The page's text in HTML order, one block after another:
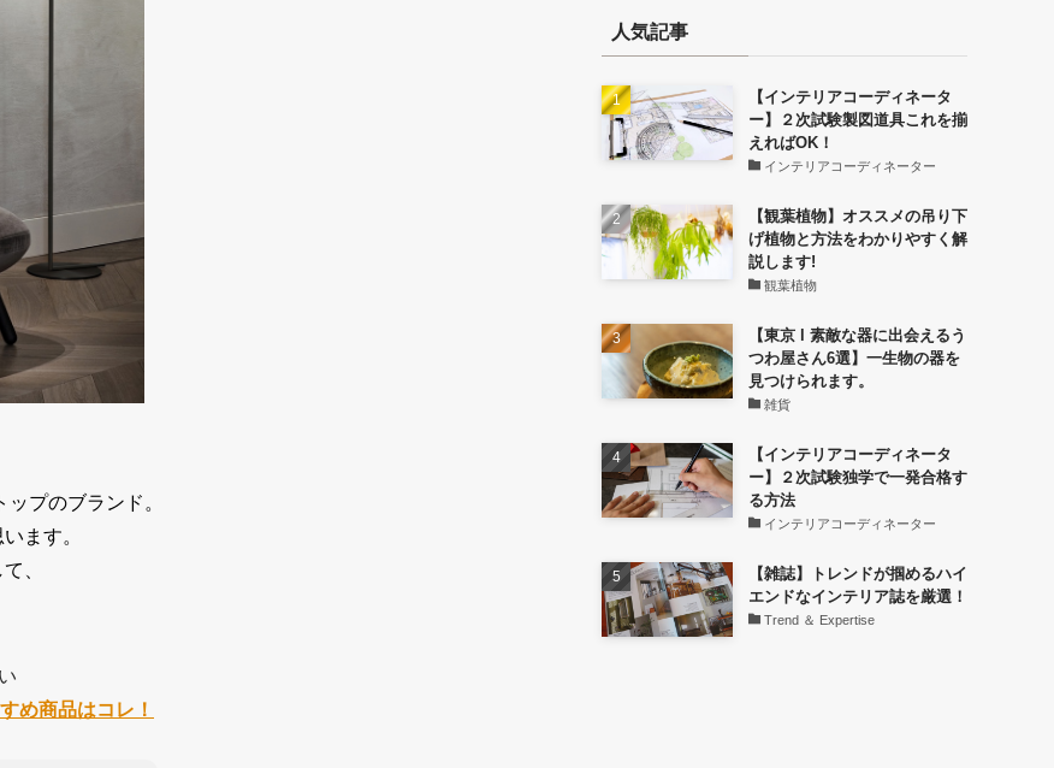
プのブランド。
ます。
、
め商品はコレ！
人気記事
【インテリアコーディネータ
ー】２次試験製図道具これを揃
えればOK！
インテリアコーディネーター
【観葉植物】オススメの吊り下
げ植物と方法をわかりやすく解
説します!
観葉植物
【東京 l 素敵な器に出会えるう
つわ屋さん6選】一生物の器を
見つけられます。
雑貨
【インテリアコーディネータ
ー】２次試験独学で一発合格す
る方法
インテリアコーディネーター
【雑誌】トレンドが掴めるハイ
エンドなインテリア誌を厳選！
Trend ＆ Expertise